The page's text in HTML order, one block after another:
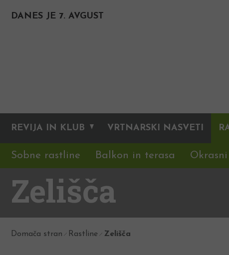
DANES JE 7. AVGUST
REVIJA IN KLUB VRTNARSKI NASVETI
Sobne rastline Balkon in terasa
Zelišča
Domača stran Rastline Zelišča